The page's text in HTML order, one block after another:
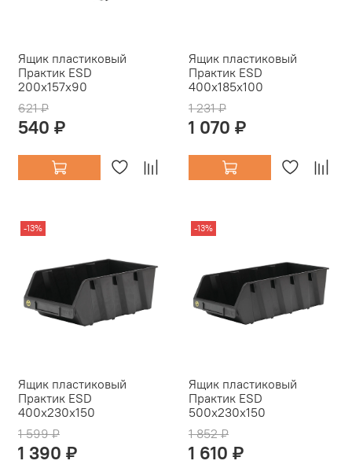
Ящик пластиковый
Практик ESD
200x157x90
621 ₽
540 ₽
Ящик пластиковый
Практик ESD
400x185x100
1 231 ₽
1 070 ₽
-13%
Ящик пластиковый
Практик ESD
400x230x150
1 599 ₽
1 390 ₽
-13%
Ящик пластиковый
Практик ESD
500x230x150
1 852 ₽
1 610 ₽